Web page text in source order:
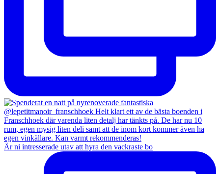
Är ni intresserade utav att hyra den vackraste bo